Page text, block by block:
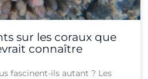
sur les coraux que
connaître
fascinent-ils autant ? Les